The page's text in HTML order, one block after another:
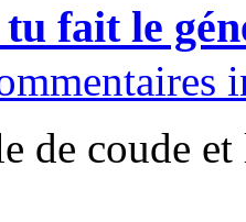
fait le
de coude